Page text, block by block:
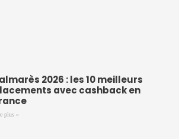
2026 : les 10 meilleurs
avec cashback en
plus »